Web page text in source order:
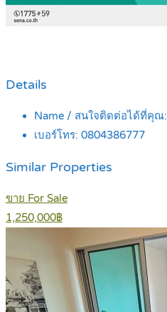
Details
Name / สนใจติดต่อได้ที่คุณ:
เบอร์โทร: 0804386777
Similar Properties
ขาย For Sale
1,250,000฿